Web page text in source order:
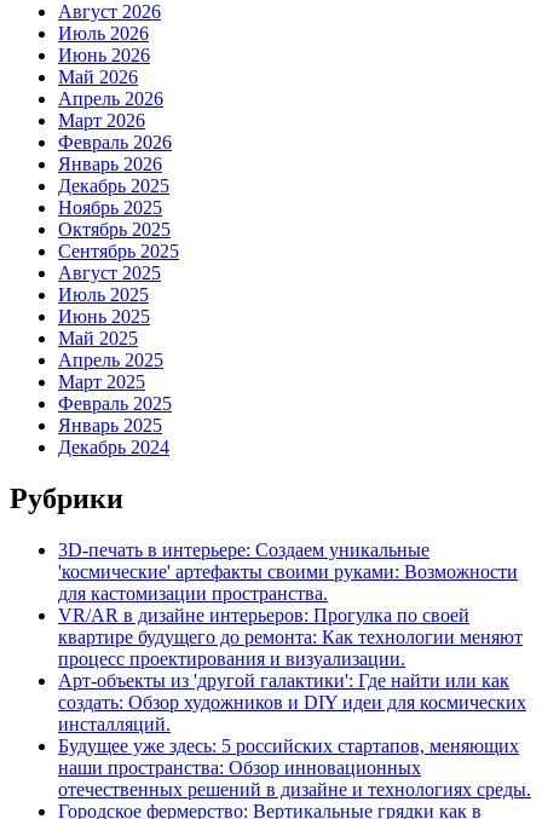
Август 2026
Июль 2026
Июнь 2026
Май 2026
Апрель 2026
Март 2026
Февраль 2026
Январь 2026
Декабрь 2025
Ноябрь 2025
Октябрь 2025
Сентябрь 2025
Август 2025
Июль 2025
Июнь 2025
Май 2025
Апрель 2025
Март 2025
Февраль 2025
Январь 2025
Декабрь 2024
Рубрики
3D-печать в интерьере: Создаем уникальные
'космические' артефакты своими руками: Возможности
для кастомизации пространства.
VR/AR в дизайне интерьеров: Прогулка по своей
квартире будущего до ремонта: Как технологии меняют
процесс проектирования и визуализации.
Арт-объекты из 'другой галактики': Где найти или как
создать: Обзор художников и DIY идеи для космических
инсталляций.
Будущее уже здесь: 5 российских стартапов, меняющих
наши пространства: Обзор инновационных
отечественных решений в дизайне и технологиях среды.
Городское фермерство: Вертикальные грядки как в